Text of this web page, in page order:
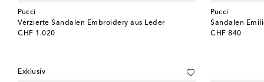
Pucci
Verzierte Sandalen Embroidery aus Leder
CHF 1.020
original price
Pucci
Sandalen
CHF 840
original price
Exklusiv